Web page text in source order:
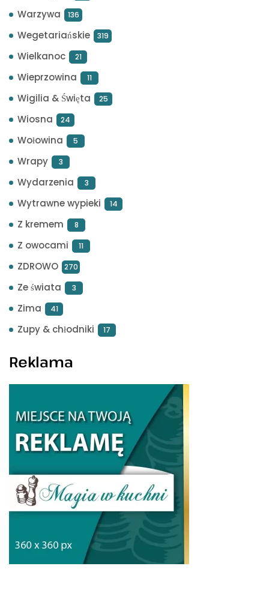
Warzywa 136
Wegetariańskie 319
Wielkanoc 21
Wieprzowina 11
Wigilia & Święta 25
Wiosna 24
Wołowina 5
Wrapy 3
Wydarzenia 3
Wytrawne wypieki 14
Z kremem 8
Z owocami 11
ZDROWO 270
Ze świata 3
Zima 41
Zupy & chłodniki 17
Reklama